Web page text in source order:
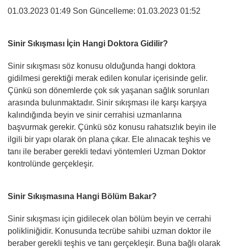
01.03.2023 01:49 Son Güncelleme: 01.03.2023 01:52
Sinir Sıkışması İçin Hangi Doktora Gidilir?
Sinir sıkışması söz konusu olduğunda hangi doktora
gidilmesi gerektiği merak edilen konular içerisinde gelir.
Çünkü son dönemlerde çok sık yaşanan sağlık sorunları
arasında bulunmaktadır. Sinir sıkışması ile karşı karşıya
kalındığında beyin ve sinir cerrahisi uzmanlarına
başvurmak gerekir. Çünkü söz konusu rahatsızlık beyin ile
ilgili bir yapı olarak ön plana çıkar. Ele alınacak teşhis ve
tanı ile beraber gerekli tedavi yöntemleri Uzman Doktor
kontrolünde gerçekleşir.
Sinir Sıkışmasına Hangi Bölüm Bakar?
Sinir sıkışması için gidilecek olan bölüm beyin ve cerrahi
polikliniğidir. Konusunda tecrübe sahibi uzman doktor ile
beraber gerekli teşhis ve tanı gerçekleşir. Buna bağlı olarak